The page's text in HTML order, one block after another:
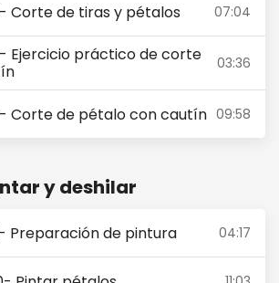
Corte de tiras y pétalos 07:04
Ejercicio práctico de corte
03:36
Corte de pétalo con cautín 09:58
y deshilar
Preparación de pintura 04:17